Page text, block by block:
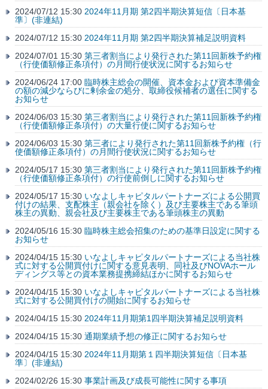
2024/07/12 15:30 2024年11月期 第2四半期決算短信〔日本基
準〕(非連結)
2024/07/12 15:30 2024年11月期 第2四半期決算補足説明資料
2024/07/01 15:30 第三者割当により発行された第11回新株予約権
（行使価額修正条項付）の月間行使状況に関するお知らせ
2024/06/24 17:00 臨時株主総会の開催、資本金および資本準備金
の額の減少ならびに剰余金の処分、取締役候補者の選任に関する
お知らせ
2024/06/03 15:30 第三者割当により発行された第11回新株予約権
（行使価額修正条項付）の大量行使に関するお知らせ
2024/06/03 15:30 第三者により発行された第11回新株予約権（行
使価額修正条項付）の月間行使状況に関するお知らせ
2024/05/17 15:30 第三者割当により発行された第11回新株予約権
（行使価額修正条項付）の行使前倒しに関するお知らせ
2024/05/17 15:30 いなよしキャピタルパートナーズによる公開買
付けの結果、支配株主（親会社を除く）及び主要株主である筆頭
株主の異動、親会社及び主要株主である筆頭株主の異動
2024/05/16 15:30 臨時株主総会招集のための基準日設定に関する
お知らせ
2024/04/15 15:30 いなよしキャピタルパートナーズによる当社株
式に対する公開買付けに関する意見表明、同社及びNOVAホール
ディングス等との資本業務提携締結ほかに関するお知らせ
2024/04/15 15:30 いなよしキャピタルパートナーズによる当社株
式に対する公開買付けの開始に関するお知らせ
2024/04/15 15:30 2024年11月期第1四半期決算補足説明資料
2024/04/15 15:30 通期業績予想の修正に関するお知らせ
2024/04/15 15:30 2024年11月期第１四半期決算短信〔日本基
準〕(非連結)
2024/02/26 15:30 事業計画及び成長可能性に関する事項